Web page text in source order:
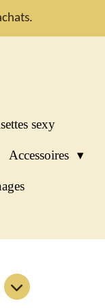
sexy
Accessoires